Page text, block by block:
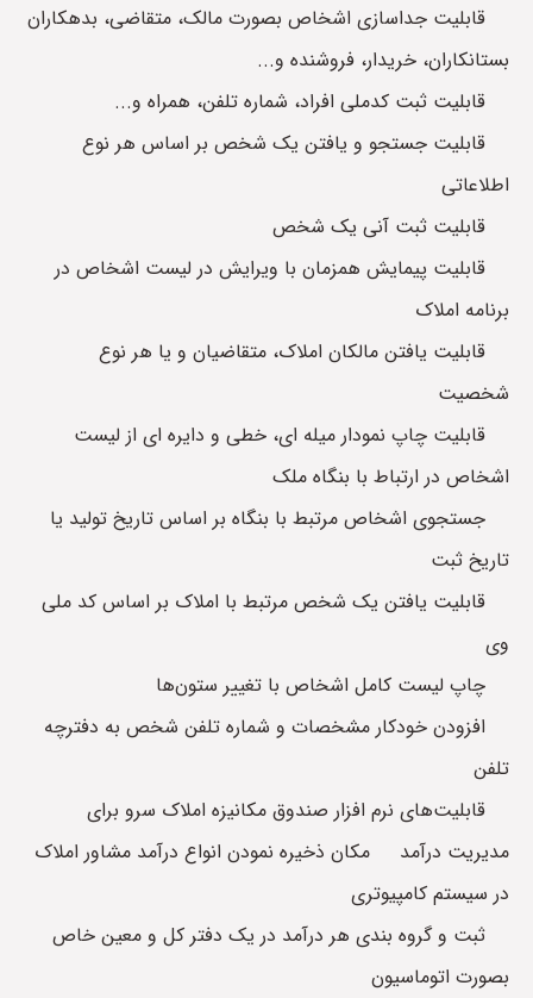
قابلیت جداسازی اشخاص بصورت مالک، متقاضی، بدهکاران
بستانکاران، خریدار، فروشنده و...
قابلیت ثبت کدملی افراد، شماره تلفن، همراه و...
قابلیت جستجو و یافتن یک شخص بر اساس هر نوع
اطلاعاتی
قابلیت ثبت آنی یک شخص
قابلیت پیمایش همزمان با ویرایش در لیست اشخاص در
برنامه املاک
قابلیت یافتن مالکان املاک، متقاضیان و یا هر نوع
شخصیت
قابلیت چاپ نمودار میله ای، خطی و دایره ای از لیست
اشخاص در ارتباط با بنگاه ملک
جستجوی اشخاص مرتبط با بنگاه بر اساس تاریخ تولید یا
تاریخ ثبت
قابلیت یافتن یک شخص مرتبط با املاک بر اساس کد ملی
وی
چاپ لیست کامل اشخاص با تغییر ستون‌ها
افزودن خودکار مشخصات و شماره تلفن شخص به دفترچه
تلفن
قابلیت‌های نرم افزار صندوق مکانیزه املاک سرو برای
مدیریت درآمد مکان ذخیره نمودن انواع درآمد مشاور املاک
در سیستم کامپیوتری
ثبت و گروه بندی هر درآمد در یک دفتر کل و معین خاص
بصورت اتوماسیون